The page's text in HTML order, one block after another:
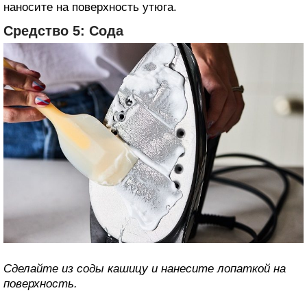
наносите на поверхность утюга.
Средство 5: Сода
Сделайте из соды кашицу и нанесите лопаткой на
поверхность.